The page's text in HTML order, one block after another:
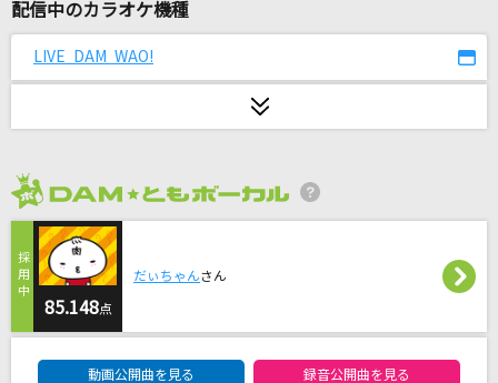
魂のルフラン
高橋洋子
花の塔
さユり
あぶく
ヨルシカ
ひだまりの花
配信中のカラオケ機種
LIVE DAM WAO!
85.148点
だぃちゃんさん
動画公開曲を見る 録音公開曲を見る